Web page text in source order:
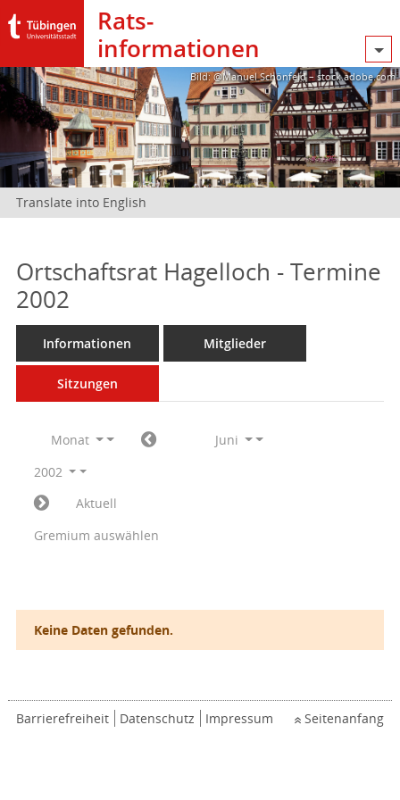
Rats­
informationen
Bild: @Manuel Schönfeld – stock.adobe.com
Translate into English
Ortschaftsrat Hagelloch - Termine
2002
Informationen Mitglieder
Sitzungen
Monat
Juni
2002
Aktuell
Gremium auswählen
Keine Daten gefunden.
Barrierefreiheit Datenschutz Impressum Seitenanfang